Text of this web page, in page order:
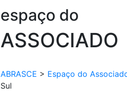
espaço do
ASSOCIADO
ABRASCE > Espaço do
Sul